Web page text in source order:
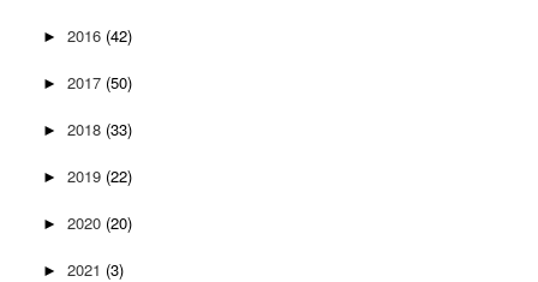
► 2016 (42)
► 2017 (50)
► 2018 (33)
► 2019 (22)
► 2020 (20)
► 2021 (3)